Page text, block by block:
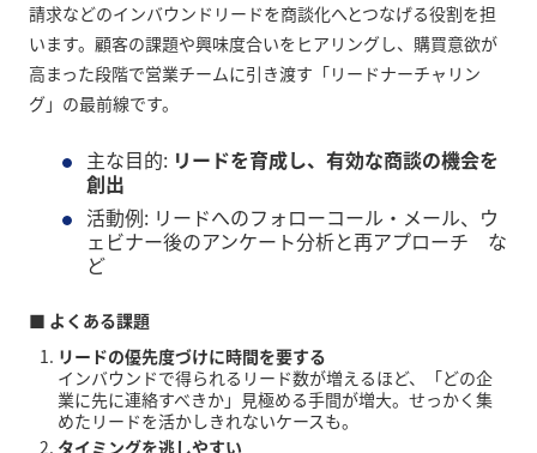
請求などのインバウンドリードを商談化へとつなげる役割を担
います。顧客の課題や興味度合いをヒアリングし、購買意欲が
高まった段階で営業チームに引き渡す「リードナーチャリン
グ」の最前線です。
主な目的: リードを育成し、有効な商談の機会を
創出
活動例: リードへのフォローコール・メール、ウ
ェビナー後のアンケート分析と再アプローチ な
ど
■ よくある課題
リードの優先度づけに時間を要する
インバウンドで得られるリード数が増えるほど、「どの企
業に先に連絡すべきか」見極める手間が増大。せっかく集
めたリードを活かしきれないケースも。
タイミングを逃しやすい